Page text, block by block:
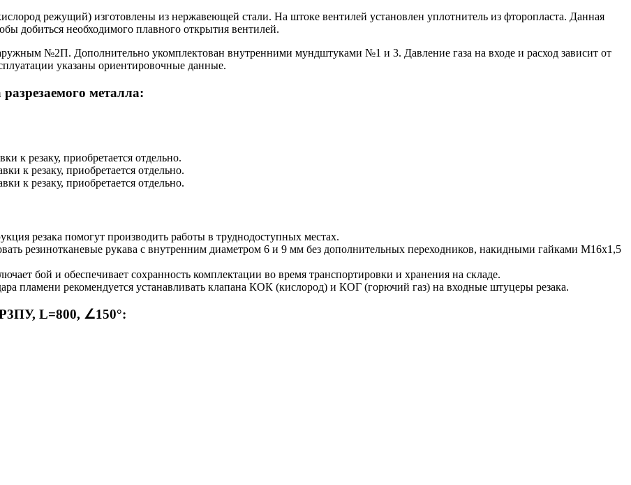
режущий) изготовлены из нержавеющей стали. На штоке вентилей установлен уплотнитель из фторопласта. Данная
добиться необходимого плавного открытия вентилей.
№2П. Дополнительно укомплектован внутренними мундштуками №1 и 3. Давление газа на входе и расход зависит от
указаны ориентировочные данные.
металла:
к резаку, приобретается отдельно.
к резаку, приобретается отдельно.
к резаку, приобретается отдельно.
резака помогут производить работы в труднодоступных местах.
резинотканевые рукава с внутренним диаметром 6 и 9 мм без дополнительных переходников, накидными гайками M16х1,5
бой и обеспечивает сохранность комплектации во время транспортировки и хранения на складе.
пламени рекомендуется устанавливать клапана КОК (кислород) и КОГ (горючий газ) на входные штуцеры резака.
Р3ПУ, L=800, ∠150°: